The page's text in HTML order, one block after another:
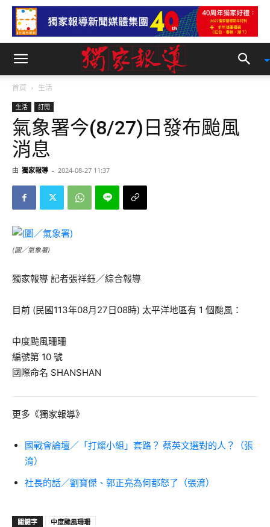
首頁 生活
生活 訂閱
氣象署今(8/27)日發布颱風
消息
由 獨家報導 - 2024-08-27 11:37
(圖／氣象署)
獨家報導 記者張祥鈺／綜合報導
目前 (民國113年08月27日08時) 太平洋地區有 1 個颱風 ：
中度颱風珊珊
編號第 10 號
國際命名 SHANSHAN
更多《獨家報導》
國戰會論壇／「打燦小組」套路？ 蔡英文選對的人？（張
淯）
社長的話／劉寶傑、郭正亮為何都怒了（張淯）
關鍵字 中度颱風珊珊